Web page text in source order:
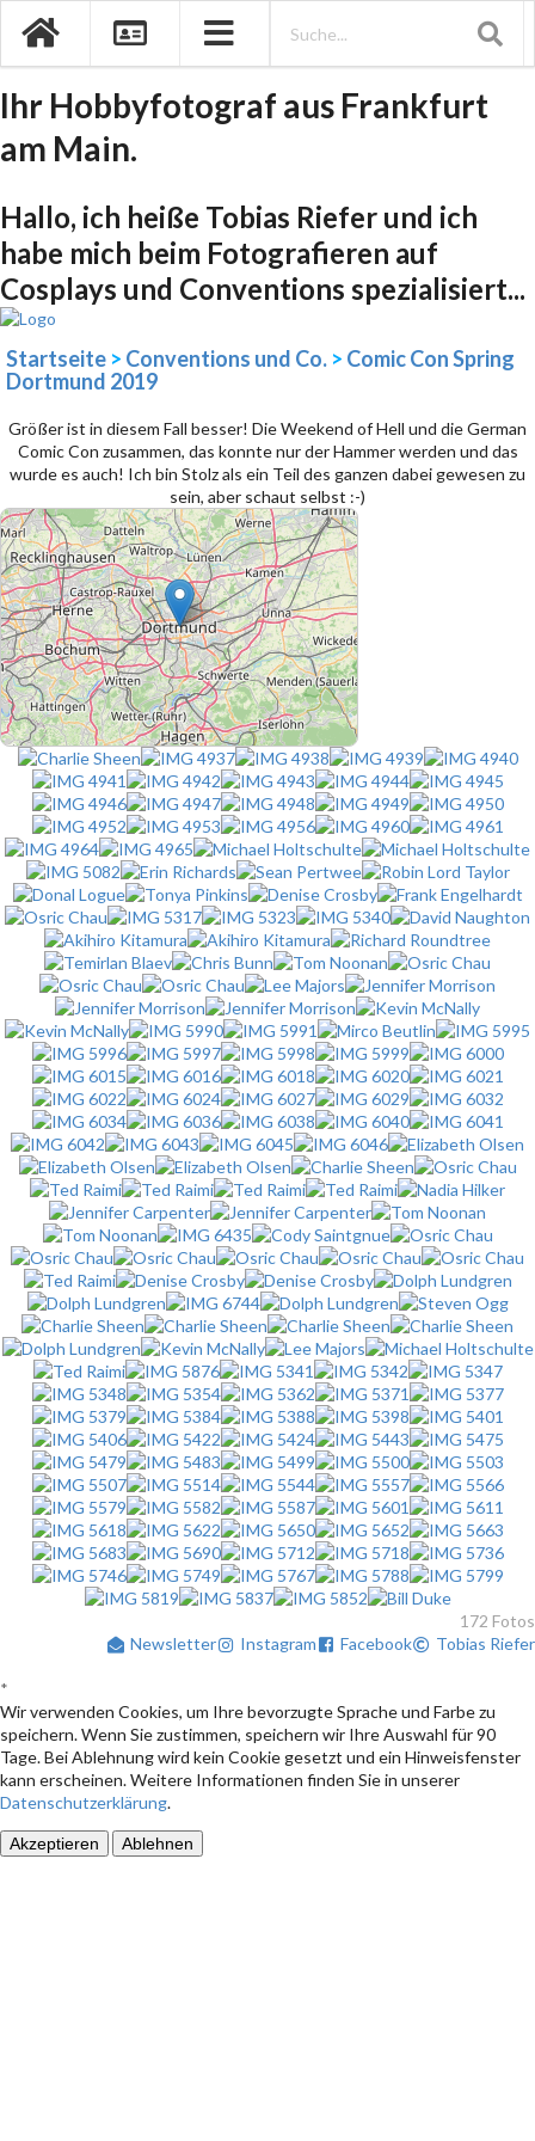
Ihr Hobbyfotograf aus Frankfurt
am Main.
Hallo, ich heiße Tobias Riefer und ich
habe mich beim Fotografieren auf
Cosplays und Conventions spezialisiert...
Startseite > Conventions und Co. > Comic Con Spring
Dortmund 2019
Größer ist in diesem Fall besser! Die Weekend of Hell und die German
Comic Con zusammen, das konnte nur der Hammer werden und das
wurde es auch! Ich bin Stolz als ein Teil des ganzen dabei gewesen zu
sein, aber schaut selbst :-)
172 Fotos
Newsletter
Instagram Facebook Tobias Riefer
*
Wir verwenden Cookies, um Ihre bevorzugte Sprache und Farbe zu
speichern. Wenn Sie zustimmen, speichern wir Ihre Auswahl für 90
Tage. Bei Ablehnung wird kein Cookie gesetzt und ein Hinweisfenster
kann erscheinen. Weitere Informationen finden Sie in unserer
Datenschutzerklärung.
Akzeptieren Ablehnen